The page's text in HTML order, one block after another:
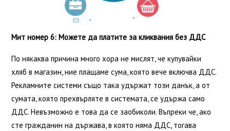
Мит номер 6: Можете да платите за кликвания без ДДС
По някаква причина много хора не мислят, че купувайки
хляб в магазин, ние плащаме сума, която вече включва ДДС.
Рекламните системи също така удържат този данък, а от
сумата, която прехвърляте в системата, се удържа само
ДДС. Невъзможно е това да се заобиколи. Въпреки че, ако
сте гражданин на държава, в която няма ДДС, тогава